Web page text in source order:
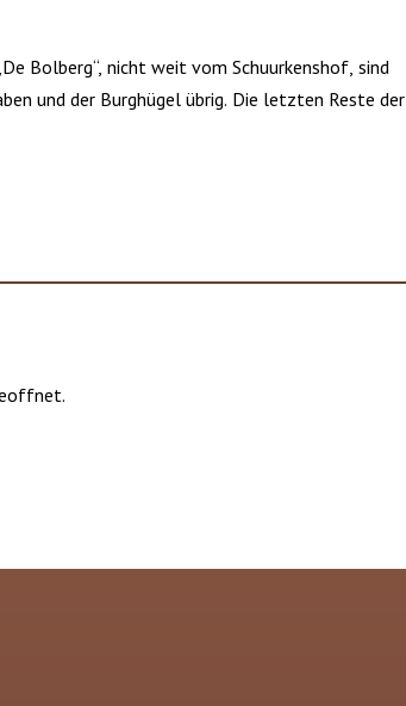
Bolberg“, nicht weit vom Schuurkenshof, sind
und der Burghügel übrig. Die letzten Reste der